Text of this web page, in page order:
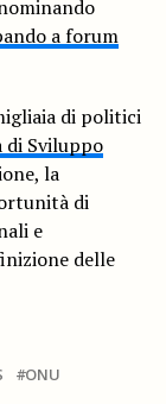
a forum
di politici
di Sviluppo
la
di
e
delle
ONU